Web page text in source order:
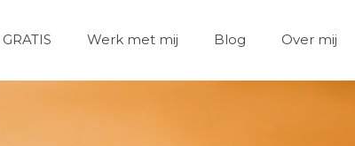
GRATIS Werk met mij Blog Over mij